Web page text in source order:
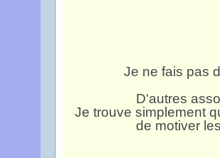
Je ne fais pas
D'autres
Je trouve simplement
de motiver